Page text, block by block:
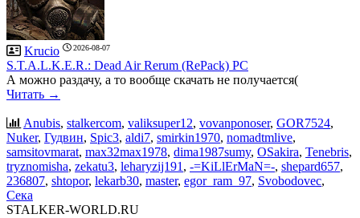
Krucio 2026-08-07
S.T.A.L.K.E.R.: Dead Air Rerum (RePack) PC
А можно раздачу, а то вообще скачать не получается(
Читать →
Anubis, stalkercom, valiksuper12, vovanponoser, GOR7524,
Nuker, Гудвин, Spic3, aldi7, smirkin1970, nomadtmlive,
samsitovmarat, max32max1978, dima1987sumy, OSakira, Tenebris,
tryznomisha, zekatu3, leharyzij191, -=KiLlErMaN=-, shepard657,
236807, shtopor, lekarb30, master, egor_ram_97, Svobodovec,
Сека
STALKER-WORLD.RU